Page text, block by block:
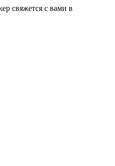
свяжется с вами в